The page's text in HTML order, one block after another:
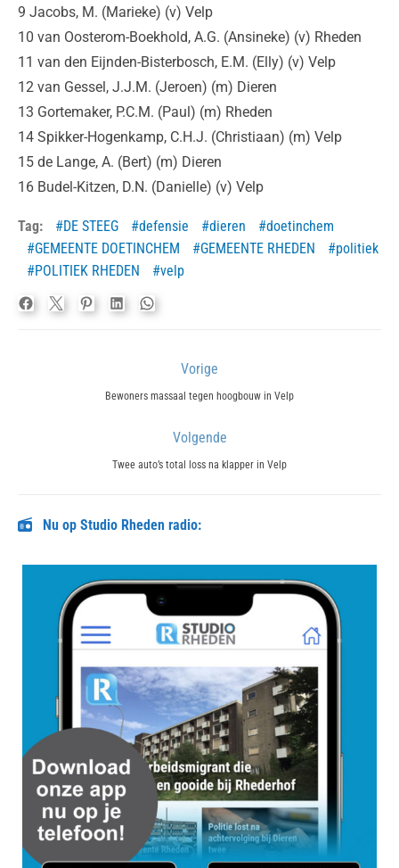
9 Jacobs, M. (Marieke) (v) Velp
10 van Oosterom-Boekhold, A.G. (Ansineke) (v) Rheden
11 van den Eijnden-Bisterbosch, E.M. (Elly) (v) Velp
12 van Gessel, J.J.M. (Jeroen) (m) Dieren
13 Gortemaker, P.C.M. (Paul) (m) Rheden
14 Spikker-Hogenkamp, C.H.J. (Christiaan) (m) Velp
15 de Lange, A. (Bert) (m) Dieren
16 Budel-Kitzen, D.N. (Danielle) (v) Velp
Tag: DE STEEG defensie dieren
doetinchem
GEMEENTE DOETINCHEM
GEMEENTE RHEDEN
politiek
POLITIEK RHEDEN
velp
Vorige
Previous
Bewoners massaal tegen hoogbouw in Velp
Volgende
Next
Twee auto’s total loss na klapper in Velp
Nu op Studio Rheden radio: